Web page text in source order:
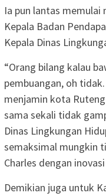
Ia pun lantas memulai
Kepala Badan
Kepala Dinas
“Orang bilang kalau
pembuangan, oh
menjamin kota
sama sekali tidak
Dinas Lingkungan
semaksimal mungkin
Charles dengan
Demikian juga untuk